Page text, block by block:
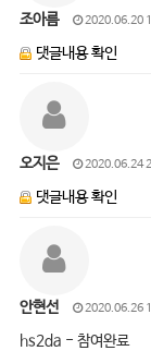
조아름 2020.06.20
댓글내용 확인
오지은 2020.06.24
댓글내용 확인
안현선 2020.06.26
hs2da - 참여완료